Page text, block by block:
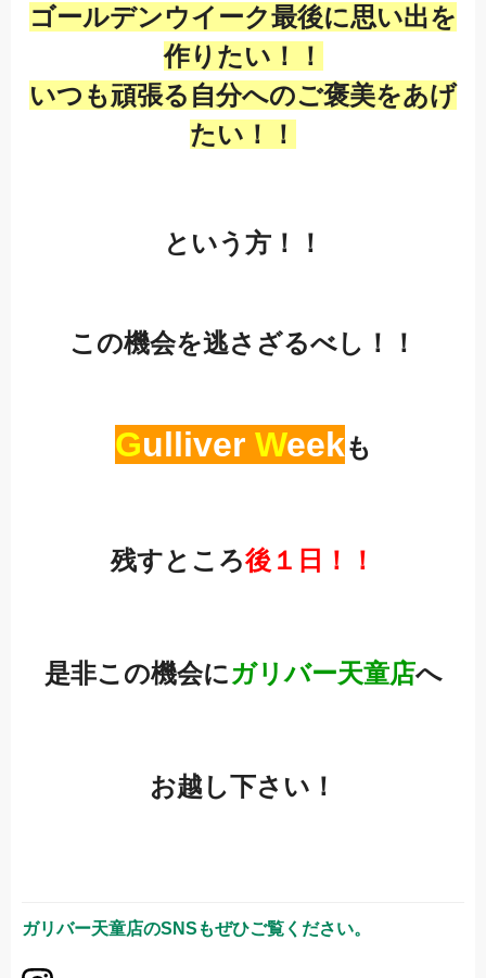
ゴールデンウイーク最後に思い出を
作りたい！！
いつも頑張る自分へのご褒美をあげ
たい！！
という方！！
この機会を逃さざるべし！！
Gulliver Weekも
残すところ後１日！！
是非この機会にガリバー天童店へ
お越し下さい！
ガリバー天童店のSNSもぜひご覧ください。